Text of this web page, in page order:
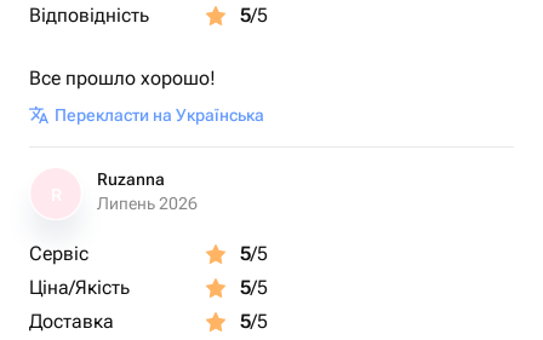
Відповідність 5/5
Все прошло хорошо!
Перекласти на Українська
Ruzanna
Липень 2026
Сервіс 5/5
Ціна/Якість
5/5
Доставка
5/5